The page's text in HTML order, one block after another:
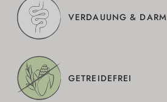
VERDAUUNG & DARM
GETREIDEFREI